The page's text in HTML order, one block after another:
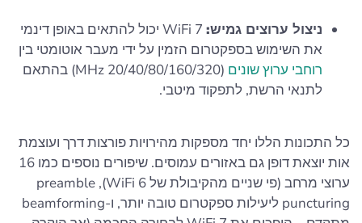
ניצול ערוצים גמיש:
WiFi 7 יכול להתאים באופן דינמי
את השימוש בספקטרום הזמין על ידי מעבר אוטומטי בין
רוחבי ערוץ שונים
(20/40/80/160/320 MHz) בהתאם
לתנאי הרשת, לתפקוד מיטבי.
כל התכונות הללו יחד מספקות מהירויות פורצות דרך ועוצמת
אות יוצאת דופן גם באזורים עמוסים. שיפורים נוספים כמו 16
ערוצי מרחב (פי שניים מהקיבולת של WiFi 6), preamble
puncturing ליעילות ספקטרום טובה יותר, ו-beamforming